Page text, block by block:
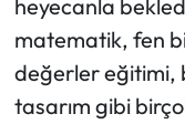
heyecanla
matematik, fen
değerler eğitimi,
tasarım gibi